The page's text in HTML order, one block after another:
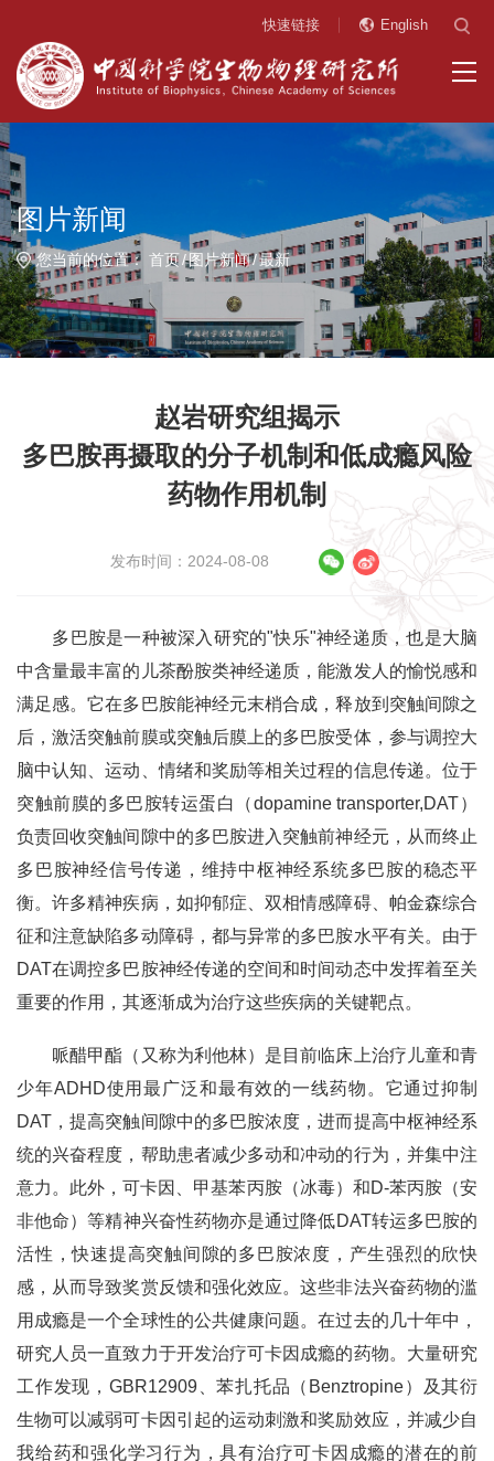
快速链接 English
图片新闻
您当前的位置：首页 图片新闻 最新
赵岩研究组揭示
多巴胺再摄取的分子机制和低成瘾风险
药物作用机制
发布时间：2024-08-08
多巴胺是一种被深入研究的"快乐"神经递质，也是大脑
中含量最丰富的儿茶酚胺类神经递质，能激发人的愉悦感和
满足感。它在多巴胺能神经元末梢合成，释放到突触间隙之
后，激活突触前膜或突触后膜上的多巴胺受体，参与调控大
脑中认知、运动、情绪和奖励等相关过程的信息传递。位于
突触前膜的多巴胺转运蛋白（dopamine transporter,DAT）
负责回收突触间隙中的多巴胺进入突触前神经元，从而终止
多巴胺神经信号传递，维持中枢神经系统多巴胺的稳态平
衡。许多精神疾病，如抑郁症、双相情感障碍、帕金森综合
征和注意缺陷多动障碍，都与异常的多巴胺水平有关。由于
DAT在调控多巴胺神经传递的空间和时间动态中发挥着至关
重要的作用，其逐渐成为治疗这些疾病的关键靶点。
哌醋甲酯（又称为利他林）是目前临床上治疗儿童和青
少年ADHD使用最广泛和最有效的一线药物。它通过抑制
DAT，提高突触间隙中的多巴胺浓度，进而提高中枢神经系
统的兴奋程度，帮助患者减少多动和冲动的行为，并集中注
意力。此外，可卡因、甲基苯丙胺（冰毒）和D-苯丙胺（安
非他命）等精神兴奋性药物亦是通过降低DAT转运多巴胺的
活性，快速提高突触间隙的多巴胺浓度，产生强烈的欣快
感，从而导致奖赏反馈和强化效应。这些非法兴奋药物的滥
用成瘾是一个全球性的公共健康问题。在过去的几十年中，
研究人员一直致力于开发治疗可卡因成瘾的药物。大量研究
工作发现，GBR12909、苯扎托品（Benztropine）及其衍
生物可以减弱可卡因引起的运动刺激和奖励效应，并减少自
我给药和强化学习行为，具有治疗可卡因成瘾的潜在的前